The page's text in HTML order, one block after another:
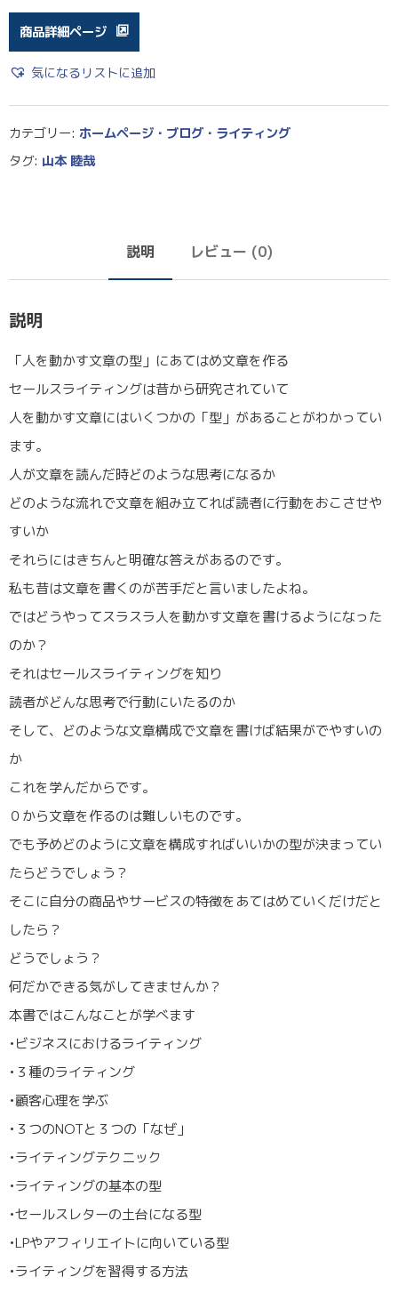
商品詳細ページ
気になるリストに追加
カテゴリー: ホームページ・ブログ・ライティング
タグ: 山本 睦哉
説明 レビュー (0)
説明
「人を動かす文章の型」にあてはめ文章を作る
セールスライティングは昔から研究されていて
人を動かす文章にはいくつかの「型」があることがわかってい
ます。
人が文章を読んだ時どのような思考になるか
どのような流れで文章を組み立てれば読者に行動をおこさせや
すいか
それらにはきちんと明確な答えがあるのです。
私も昔は文章を書くのが苦手だと言いましたよね。
ではどうやってスラスラ人を動かす文章を書けるようになった
のか？
それはセールスライティングを知り
読者がどんな思考で行動にいたるのか
そして、どのような文章構成で文章を書けば結果がでやすいの
か
これを学んだからです。
０から文章を作るのは難しいものです。
でも予めどのように文章を構成すればいいかの型が決まってい
たらどうでしょう？
そこに自分の商品やサービスの特徴をあてはめていくだけだと
したら？
どうでしょう？
何だかできる気がしてきませんか？
本書ではこんなことが学べます
•ビジネスにおけるライティング
•３種のライティング
•顧客心理を学ぶ
•３つのNOTと３つの「なぜ」
•ライティングテクニック
•ライティングの基本の型
•セールスレターの土台になる型
•LPやアフィリエイトに向いている型
•ライティングを習得する方法